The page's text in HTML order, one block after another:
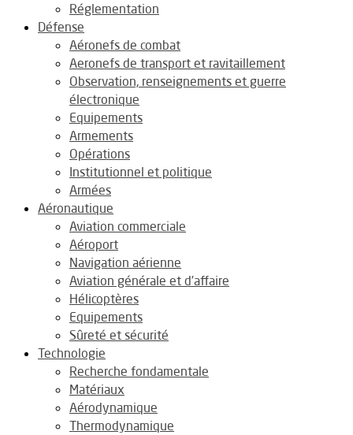
Réglementation
Défense
Aéronefs de combat
Aeronefs de transport et ravitaillement
Observation, renseignements et guerre
électronique
Equipements
Armements
Opérations
Institutionnel et politique
Armées
Aéronautique
Aviation commerciale
Aéroport
Navigation aérienne
Aviation générale et d’affaire
Hélicoptères
Equipements
Sûreté et sécurité
Technologie
Recherche fondamentale
Matériaux
Aérodynamique
Thermodynamique